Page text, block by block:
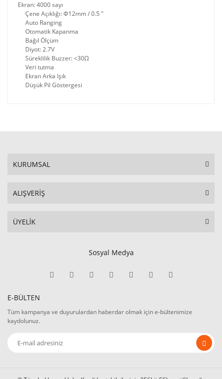
Ekran: 4000 sayı
Çene Açıklığı: Φ12mm / 0.5 "
Auto Ranging
Otomatik Kapanma
Bağıl Ölçüm
Diyot: 2.7V
Süreklilik Buzzer: <30Ω
Veri tutma
Ekran Arka Işık
Düşük Pil Göstergesi
KURUMSAL
ALIŞVERİŞ
ÜYELİK
Sosyal Medya
E-BÜLTEN
Tüm kampanya ve duyurulardan haberdar olmak için e-bültenimize
kaydolunuz.